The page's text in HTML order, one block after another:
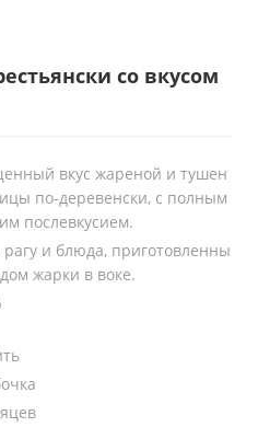
со вкусом
вкус жареной и тушен
по-деревенски, с полным
послевкусием.
рагу и блюда, приготовленны
жарки в воке.